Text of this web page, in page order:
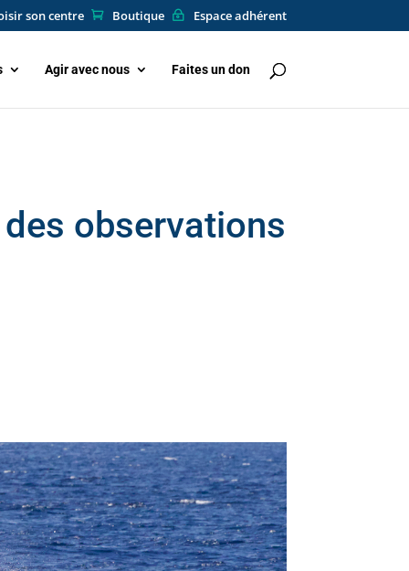
son centre Boutique Espace adhérent
Agir avec nous Faites un don
observations